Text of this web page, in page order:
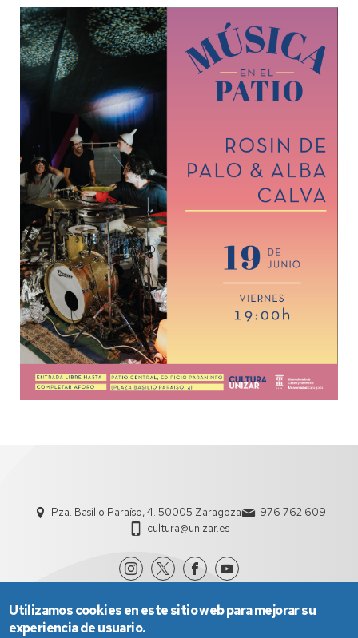
Pza. Basilio Paraíso, 4. 50005 Zaragoza
976 762 609
cultura@unizar.es
Utilizamos cookies en este sitio web para mejorar su
experiencia de usuario.